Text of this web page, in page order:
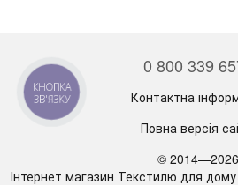
0 800 339
Контактна
Повна версія
© 2014—2026
Інтернет магазин Текстилю для дому
КНОПКА
ЗВ'ЯЗКУ